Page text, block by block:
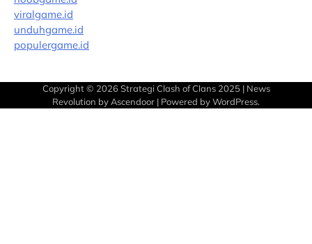
viralgame.id
unduhgame.id
populergame.id
Copyright © 2026 Strategi Clash of Clans 2025| News
Revolution byAscendoor | Powered byWordPress.